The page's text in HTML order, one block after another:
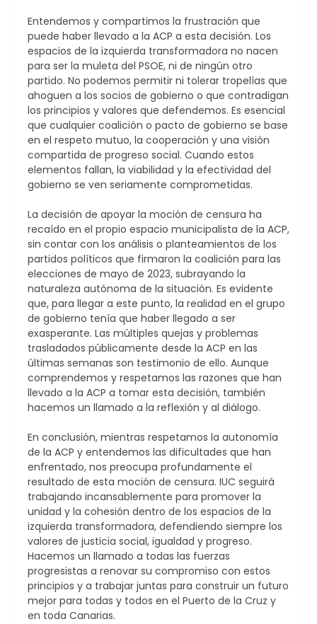
Entendemos y compartimos la frustración que
puede haber llevado a la ACP a esta decisión. Los
espacios de la izquierda transformadora no nacen
para ser la muleta del PSOE, ni de ningún otro
partido. No podemos permitir ni tolerar tropelías que
ahoguen a los socios de gobierno o que contradigan
los principios y valores que defendemos. Es esencial
que cualquier coalición o pacto de gobierno se base
en el respeto mutuo, la cooperación y una visión
compartida de progreso social. Cuando estos
elementos fallan, la viabilidad y la efectividad del
gobierno se ven seriamente comprometidas.
La decisión de apoyar la moción de censura ha
recaído en el propio espacio municipalista de la ACP,
sin contar con los análisis o planteamientos de los
partidos políticos que firmaron la coalición para las
elecciones de mayo de 2023, subrayando la
naturaleza autónoma de la situación. Es evidente
que, para llegar a este punto, la realidad en el grupo
de gobierno tenía que haber llegado a ser
exasperante. Las múltiples quejas y problemas
trasladados públicamente desde la ACP en las
últimas semanas son testimonio de ello. Aunque
comprendemos y respetamos las razones que han
llevado a la ACP a tomar esta decisión, también
hacemos un llamado a la reflexión y al diálogo.
En conclusión, mientras respetamos la autonomía
de la ACP y entendemos las dificultades que han
enfrentado, nos preocupa profundamente el
resultado de esta moción de censura. IUC seguirá
trabajando incansablemente para promover la
unidad y la cohesión dentro de los espacios de la
izquierda transformadora, defendiendo siempre los
valores de justicia social, igualdad y progreso.
Hacemos un llamado a todas las fuerzas
progresistas a renovar su compromiso con estos
principios y a trabajar juntas para construir un futuro
mejor para todas y todos en el Puerto de la Cruz y
en toda Canarias.